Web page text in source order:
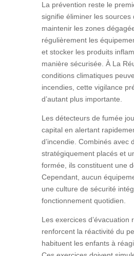
La prévention reste le
signifie éliminer les sources
maintenir les zones
régulièrement les
et stocker les produits
manière sécurisée. À La
conditions climatiques
incendies, cette vigilance
d’autant plus importante.
Les détecteurs de fumée
capital en alertant
d’incendie. Combinés avec
stratégiquement placés et
formée, ils constituent une
Cependant, aucun
une culture de sécurité
fonctionnement quotidien.
Les exercices d’évacuation
renforcent la réactivité du
habituent les enfants à